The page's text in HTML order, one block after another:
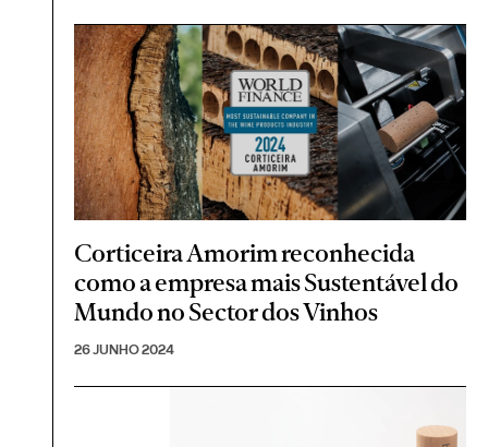
Corticeira Amorim reconhecida
como a empresa mais Sustentável do
Mundo no Sector dos Vinhos
26 JUNHO 2024